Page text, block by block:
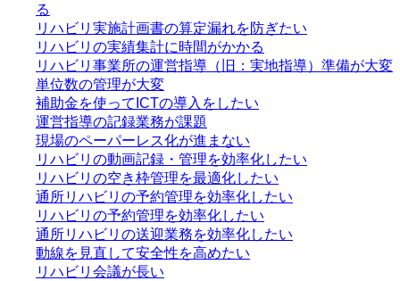
る
リハビリ実施計画書の算定漏れを防ぎたい
リハビリの実績集計に時間がかかる
リハビリ事業所の運営指導（旧：実地指導）準備が大変
単位数の管理が大変
補助金を使ってICTの導入をしたい
運営指導の記録業務が課題
現場のペーパーレス化が進まない
リハビリの動画記録・管理を効率化したい
リハビリの空き枠管理を最適化したい
通所リハビリの予約管理を効率化したい
リハビリの予約管理を効率化したい
通所リハビリの送迎業務を効率化したい
動線を見直して安全性を高めたい
リハビリ会議が長い